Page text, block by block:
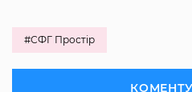
#СФГ Простір